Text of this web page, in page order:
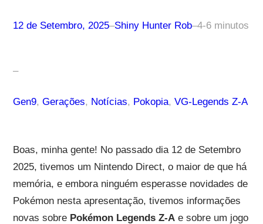
12 de Setembro, 2025–Shiny Hunter Rob–4-6 minutos
–
Gen9, Gerações, Notícias, Pokopia, VG-Legends Z-A
Boas, minha gente! No passado dia 12 de Setembro
2025, tivemos um Nintendo Direct, o maior de que há
memória, e embora ninguém esperasse novidades de
Pokémon nesta apresentação, tivemos informações
novas sobre Pokémon Legends Z-Ae sobre um jogo